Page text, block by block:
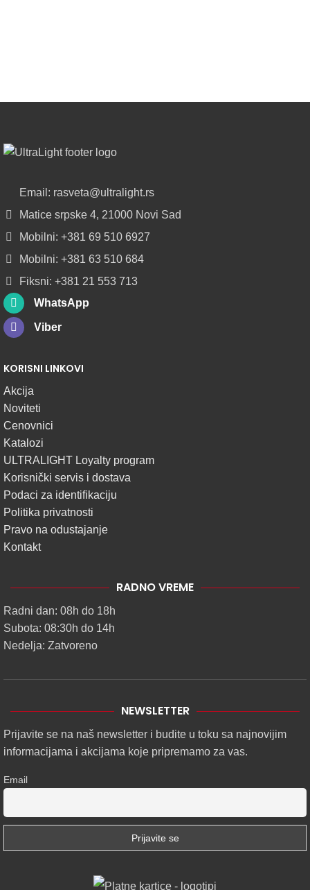
LED
SA
U
ROLNAMA
POGLEDAJ
Email: rasveta@ultralight.rs
Matice srpske 4, 21000 Novi Sad
Mobilni: +381 69 510 6927
Mobilni: +381 63 510 684
Fiksni: +381 21 553 713
WhatsApp
Viber
KORISNI LINKOVI
Akcija
Noviteti
Cenovnici
Katalozi
ULTRALIGHT Loyalty program
Korisnički servis i dostava
Podaci za identifikaciju
Politika privatnosti
Pravo na odustajanje
Kontakt
RADNO VREME
Radni dan: 08h do 18h
Subota: 08:30h do 14h
Nedelja: Zatvoreno
NEWSLETTER
Prijavite se na naš newsletter i budite u toku sa najnovijim
informacijama i akcijama koje pripremamo za vas.
Email